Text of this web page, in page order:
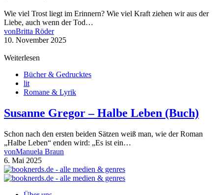
Wie viel Trost liegt im Erinnern? Wie viel Kraft ziehen wir aus der
Liebe, auch wenn der Tod…
vonBritta Röder
10. November 2025
Weiterlesen
Bücher & Gedrucktes
lit
Romane & Lyrik
Susanne Gregor – Halbe Leben (Buch)
Schon nach den ersten beiden Sätzen weiß man, wie der Roman
„Halbe Leben“ enden wird: „Es ist ein…
vonManuela Braun
6. Mai 2025